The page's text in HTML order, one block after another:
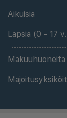
Aikuisia
Lapsia (0 - 17
Makuuhuoneita